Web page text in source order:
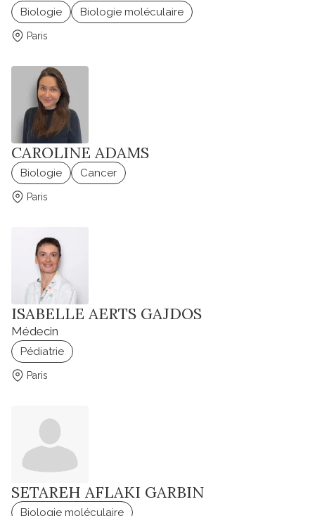
Biologie Biologie moléculaire
Paris
CAROLINE ADAMS
Biologie Cancer
Paris
ISABELLE AERTS GAJDOS
Médecin
Pédiatrie
Paris
SETAREH AFLAKI GARBIN
Biologie moléculaire